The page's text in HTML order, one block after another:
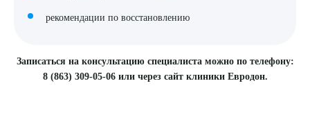
рекомендации по восстановлению
Записаться на консультацию специалиста можно по телефону:
8 (863) 309-05-06 или через сайт клиники Евродон.